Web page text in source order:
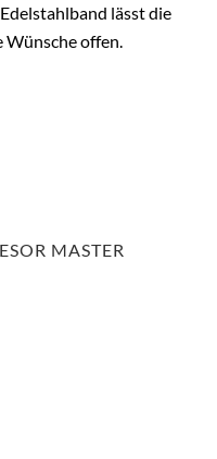
lässt die
Wünsche offen.
MASTER